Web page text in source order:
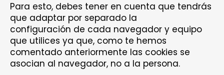
Para esto, debes tener en cuenta que tendrás
que adaptar por separado la
configuración de cada navegador y equipo
que utilices ya que, como te hemos
comentado anteriormente las cookies se
asocian al navegador, no a la persona.